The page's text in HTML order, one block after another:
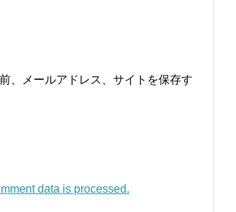
、メールアドレス、サイトを保存す
data is processed.